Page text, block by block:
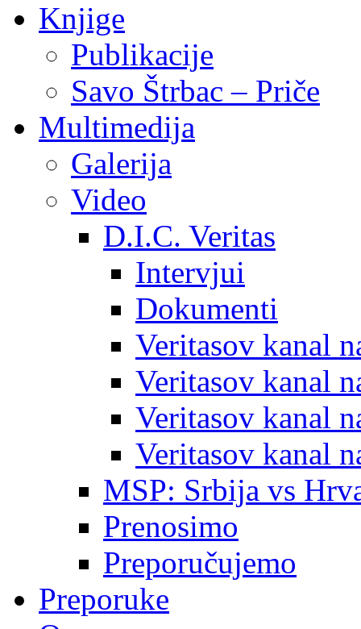
Knjige
Publikacije
Savo Štrbac – Priče
Multimedija
Galerija
Video
D.I.C. Veritas
Intervjui
Dokumenti
Veritasov kanal
Veritasov kanal
Veritasov kanal
Veritasov kanal
MSP: Srbija vs
Prenosimo
Preporučujemo
Preporuke